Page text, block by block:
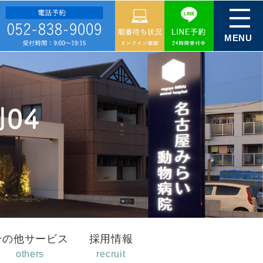
MENU
04
の他サービス
others
採用情報
recruit